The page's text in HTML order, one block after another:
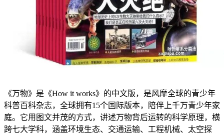
《万物》是《How it works》的中文版，是风靡全球的青少年
科普百科杂志，全球拥有15个国际版本，陪伴上千万青少年家
庭。它用图文并茂的方式，讲述万物背后运转的科学原理，横
跨七大学科，涵盖环境生态、交通运输、工程机械、太空探